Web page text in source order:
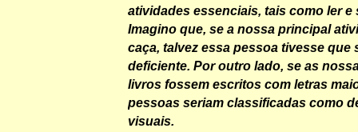
atividades essenciais, tais como ler e
Imagino que, se a nossa principal
caça, talvez essa pessoa tivesse que
deficiente. Por outro lado, se as
livros fossem escritos com letras
pessoas seriam classificadas como
visuais.